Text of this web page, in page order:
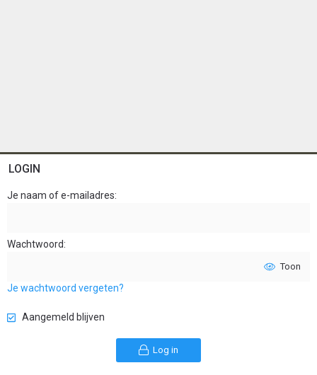
LOGIN
Je naam of e-mailadres
Wachtwoord
Toon
Je wachtwoord vergeten?
Aangemeld blijven
Log in